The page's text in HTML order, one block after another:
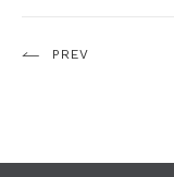
PREV